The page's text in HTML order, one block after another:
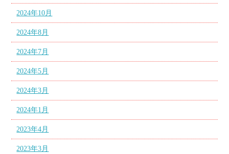
2024年10月
2024年8月
2024年7月
2024年5月
2024年3月
2024年1月
2023年4月
2023年3月